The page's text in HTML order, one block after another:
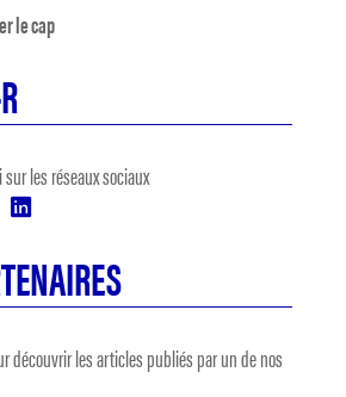
le cap
les réseaux sociaux
découvrir les articles publiés par un de nos